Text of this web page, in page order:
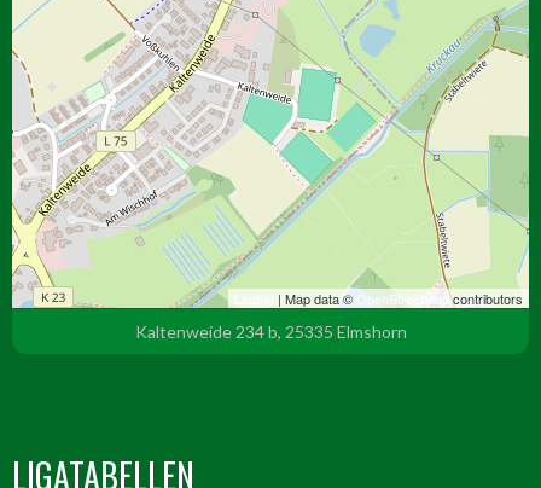
Leaflet | Map data © OpenStreetMapcontributors
Kaltenweide 234 b, 25335 Elmshorn
LIGATABELLEN